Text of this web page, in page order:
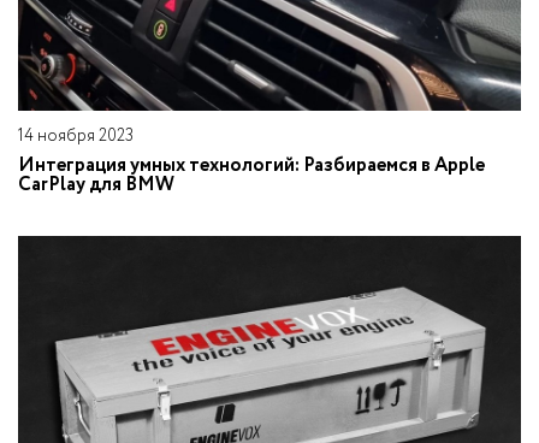
14 ноября 2023
Интеграция умных технологий: Разбираемся в Apple
CarPlay для BMW